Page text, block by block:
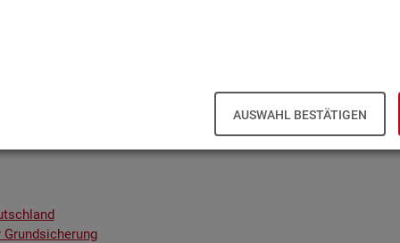
AUSWAHL BESTÄTIGEN
In­halts­ver­zeich­nis